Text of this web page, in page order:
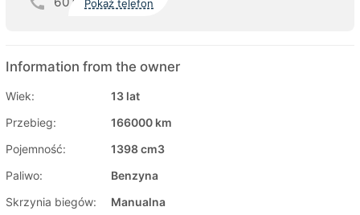
Pokaż telefon
Information from the owner
Wiek:
13 lat
Przebieg:
166000 km
Pojemność:
1398 cm3
Paliwo:
Benzyna
Skrzynia biegów:
Manualna